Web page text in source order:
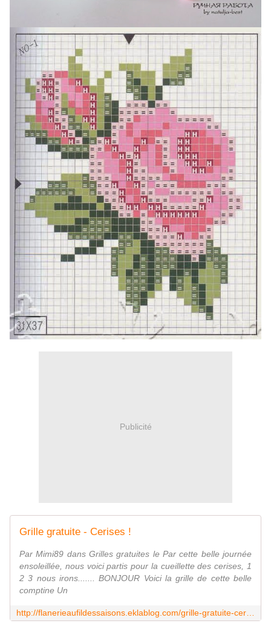
Publicité
Grille gratuite - Cerises !
Par Mimi89 dans Grilles gratuites le Par cette belle journée
ensoleillée, nous voici partis pour la cueillette des cerises, 1
2 3 nous irons....... BONJOUR Voici la grille de cette belle
comptine Un